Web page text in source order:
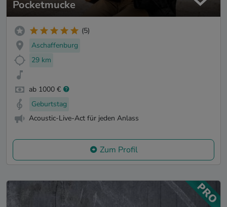
Pocketmucke
(5)
Aschaffenburg
29 km
ab 1000 €
Geburtstag
Acoustic-Live-Act für jeden Anlass
Zum Profil